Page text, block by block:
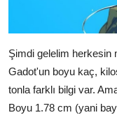
Şimdi gelelim herkesin
Gadot'un boyu kaç,
tonla farklı bilgi var.
Boyu 1.78 cm (yani